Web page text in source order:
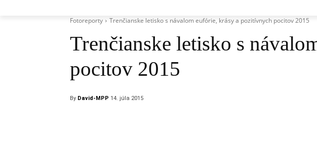
Fotoreporty Trenčianske letisko s návalom eufórie, krásy a pozitívnych pocitov 2015
Trenčianske letisko s
pocitov 2015
By David-MPP 14. júla 2015